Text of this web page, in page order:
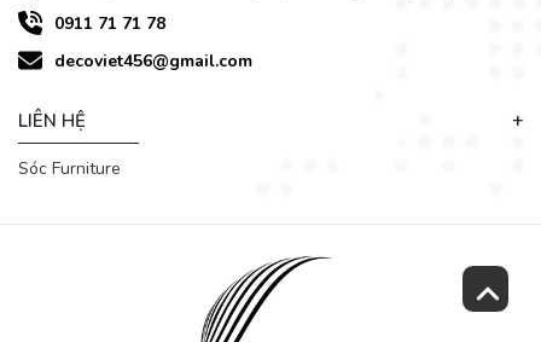
0911 71 71 78
decoviet456@gmail.com
LIÊN HỆ
Sóc Furniture